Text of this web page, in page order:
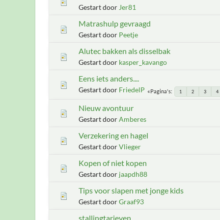
Gestart door Jer81
Matrashulp gevraagd
Gestart door Peetje
Alutec bakken als disselbak
Gestart door kasper_kavango
Eens iets anders....
Gestart door FriedelP Pagina's 1 2 3 4
Nieuw avontuur
Gestart doorAmberes
Verzekering en hagel
Gestart doorVlieger
Kopen of niet kopen
Gestart door jaapdh88
Tips voor slapen met jonge kids
Gestart doorGraaf93
stallingtarieven